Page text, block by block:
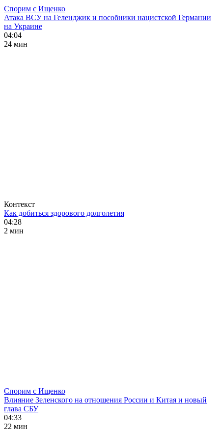
Спорим с Ищенко
Атака ВСУ на Геленджик и пособники нацистской Германии
на Украине
04:04
24 мин
Контекст
Как добиться здорового долголетия
04:28
2 мин
Спорим с Ищенко
Влияние Зеленского на отношения России и Китая и новый
глава СБУ
04:33
22 мин